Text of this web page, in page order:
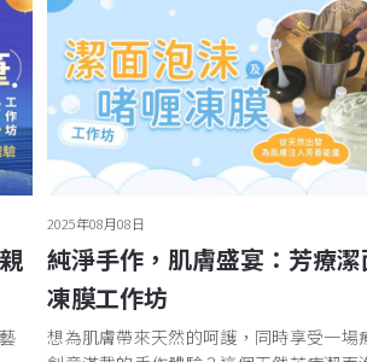
2025年08月08日
純淨手作，肌膚盛宴：芳療潔
凍膜工作坊
想為肌膚帶來天然的呵護，同時享受一場